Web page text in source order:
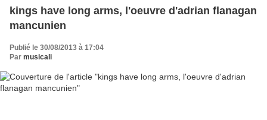
kings have long arms, l'oeuvre d'adrian flanagan
mancunien
Publié le 30/08/2013 à 17:04
Par musicali